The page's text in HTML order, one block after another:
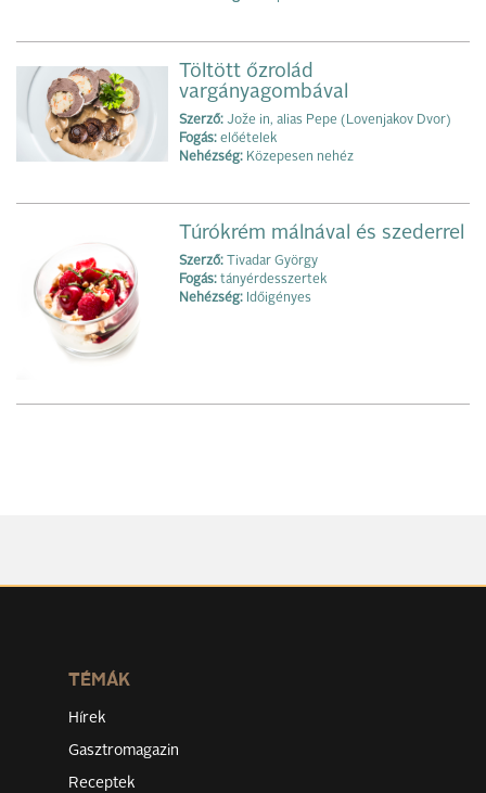
Töltött őzrolád
vargányagombával
Szerző: Jože in, alias Pepe (Lovenjakov Dvor)
Fogás: előételek
Nehézség: Közepesen nehéz
Túrókrém málnával és szederrel
Szerző: Tivadar György
Fogás: tányérdesszertek
Nehézség: Időigényes
TÉMÁK
Hírek
Gasztromagazin
Receptek